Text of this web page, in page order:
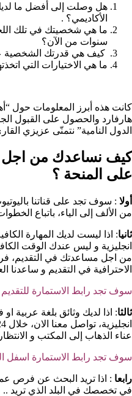
هل وصلت إلى أفضل ما
الأكاديمي؟ .
سنوات من الآن؟
كيف هي قدرتك الشخصية
ما هي الاختيارات التي
كانت هذه أبرز المعلومات حول
هارفارد والحصول على القبول
الدول النامية” نتمنّى عزيزي
كيف نساعدك من اجل
على المنحة ؟​
أولا : سوف تجد على قناتنا
من الألف إلى الياء، باتباع
ثانيا: اذا ليست لديك المهارة
انجليزية و ليس عندك الوقت
من اجل مساعدتك في التقديم،
الاحترافية في التقديم و
سوف تجد رابط الاستمارة
ثالثا: اذا لديك وثائق بلغة عربية
عناء الذهاب إلى المكتب و
سوف تجد رابط الاستمارة اسفل
رابعا : اذا تريد البحث عن فرص
في تخصصك في البلد الذي تريد ..